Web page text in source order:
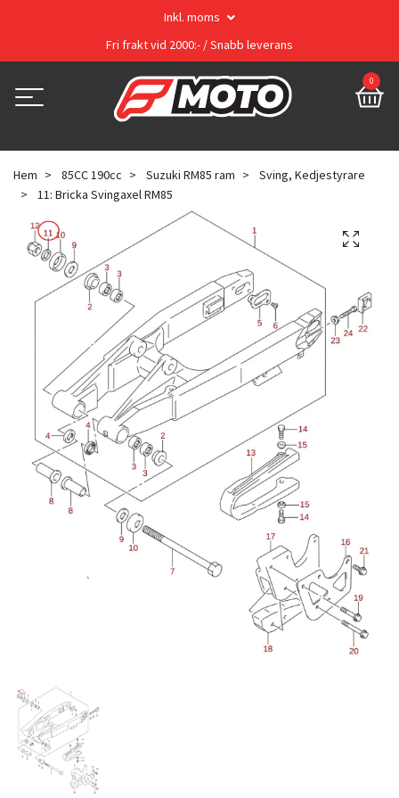
Inkl. moms
Fri frakt vid 2000:- / Snabb leverans
0
Hem 85CC 190cc Suzuki RM85 ram
Sving, Kedjestyrare
11: Bricka Svingaxel RM85